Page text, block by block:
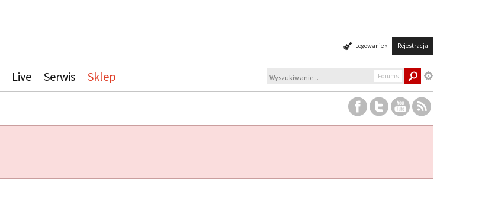
Logowanie » Rejestracja
Live Serwis Sklep Forums